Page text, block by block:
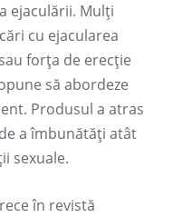
ejaculării. Mulți
cu ejacularea
forța de erecție
să abordeze
Produsul a atras
a îmbunătăți atât
sexuale.
în revistă